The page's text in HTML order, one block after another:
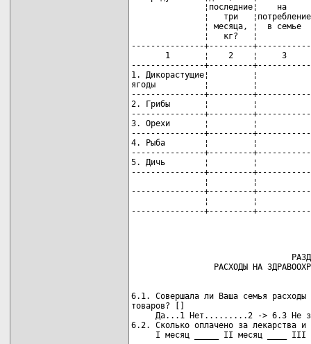
¦последние¦    на
¦   три
¦ месяца, ¦  в семье
¦   кг?   ¦
---------------+---------
1       ¦    2    ¦     3
---------------+---------
1. Дикорастущие¦         ¦
ягоды          ¦         ¦
---------------+---------
2. Грибы       ¦         ¦
---------------+---------
3. Орехи       ¦         ¦
---------------+---------
4. Рыба        ¦         ¦
---------------+---------
5. Дичь        ¦         ¦
---------------+---------
¦         ¦
---------------+---------
¦         ¦
---------------+---------
6.1. Совершала ли Ваша семья расходы
товаров? []
Да...1 Нет.........2 -> 6.3 Не
6.2. Сколько оплачено за лекарства
I месяц _____ II месяц ____ III